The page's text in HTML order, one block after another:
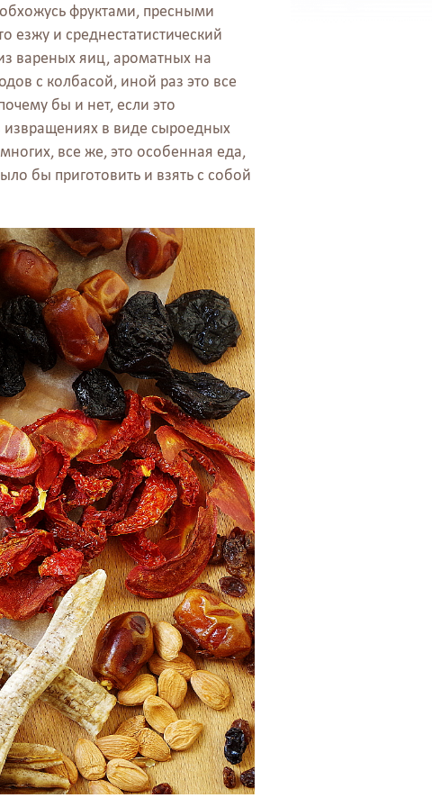
фруктами, пресными
и среднестатистический
вареных яиц, ароматных на
с колбасой, иной раз это все
бы и нет, если это
в виде сыроедных
все же, это особенная еда,
бы приготовить и взять с собой